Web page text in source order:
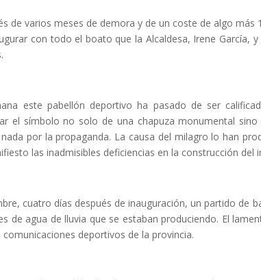
de varios meses de demora y de un coste de algo más
con todo el boato que la Alcaldesa, Irene García,
este pabellón deportivo ha pasado de ser
el símbolo no solo de una chapuza monumental
por la propaganda. La causa del milagro lo han
las inadmisibles deficiencias en la construcción del
cuatro días después de inauguración, un partido de
de agua de lluvia que se estaban produciendo. El
deportivos de la provincia.